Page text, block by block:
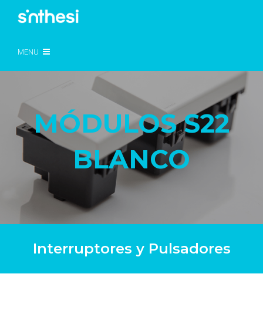
MENU
MÓDULOS S22
BLANCO
Interruptores y Pulsadores